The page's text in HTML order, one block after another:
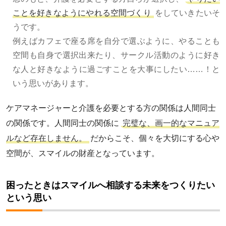
ことを好きなようにやれる空間づくり
をしていきたいそ
うです。
例えばカフェで座る席を自分で選ぶように、やることも
空間も自身で選択出来たり、サークル活動のように好き
な人と好きなように過ごすことを大事にしたい……！と
いう思いがあります。
ケアマネージャーと介護を必要とする方の関係は人間同士
の関係です。人間同士の関係に 完璧な、画一的なマニュア
ルなど存在しません。
だからこそ、個々を大切にする心や
空間が、スマイルの財産となっています。
困ったときはスマイルへ相談する未来をつくりたい
という思い